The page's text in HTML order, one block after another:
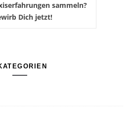
sammeln?
Dich jetzt!